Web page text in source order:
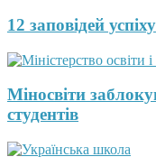
12 заповідей успіху
Міносвіти
студентів